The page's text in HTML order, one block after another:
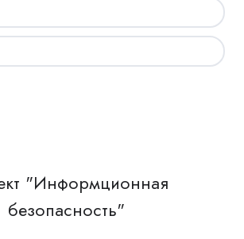
"Информционная
безопасность"